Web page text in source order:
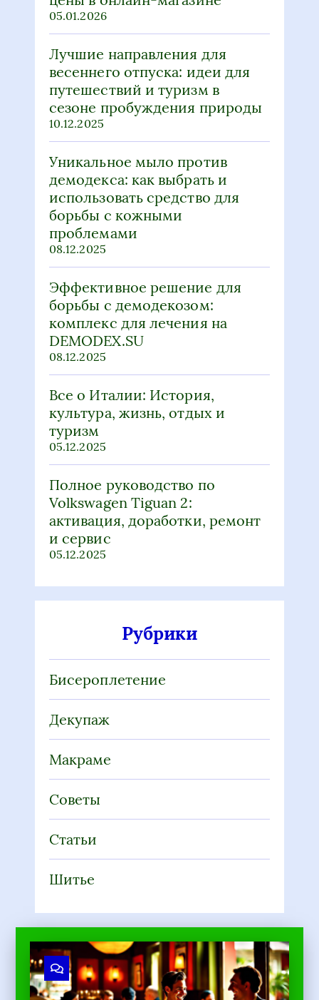
05.01.2026
Лучшие направления для
весеннего отпуска: идеи для
путешествий и туризм в
сезоне пробуждения природы
10.12.2025
Уникальное мыло против
демодекса: как выбрать и
использовать средство для
борьбы с кожными
проблемами
08.12.2025
Эффективное решение для
борьбы с демодекозом:
комплекс для лечения на
DEMODEX.SU
08.12.2025
Все о Италии: История,
культура, жизнь, отдых и
туризм
05.12.2025
Полное руководство по
Volkswagen Tiguan 2:
активация, доработки, ремонт
и сервис
05.12.2025
Рубрики
Бисероплетение
Декупаж
Макраме
Советы
Статьи
Шитье